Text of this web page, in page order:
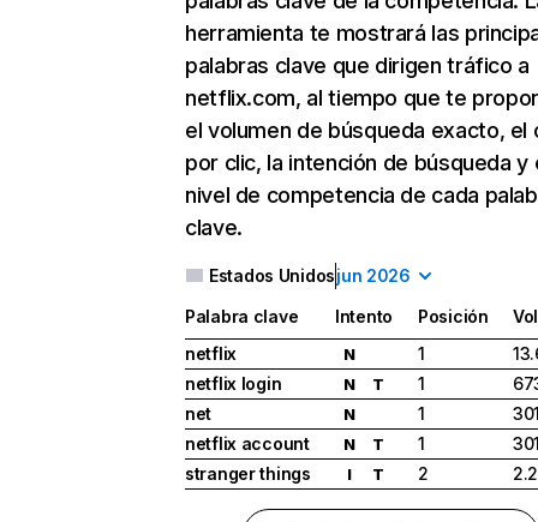
herramienta te mostrará las
palabras clave que dirigen tráfico a
netflix.com, al tiempo que te
el volumen de búsqueda exacto, el
por clic, la intención de búsqueda y
nivel de competencia de cada
clave.
Estados Unidosjun 2026
Palabra clave Intento Posición
netflix
N 1
netflix login
N T 1
net
N 1
netflix account
N T 1
stranger things
I T 2